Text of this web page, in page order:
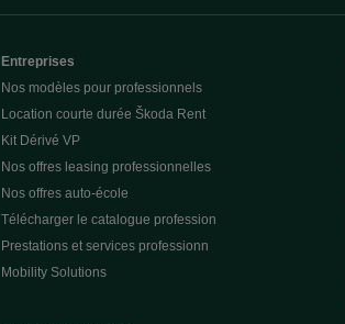
Entreprises
Nos modèles pour professionnels
Location courte durée Škoda Rent
Kit Dérivé VP
Nos offres leasing professionnelles
Nos offres auto-école
Télécharger le catalogue profession
Prestations et services professionn
Mobility Solutions